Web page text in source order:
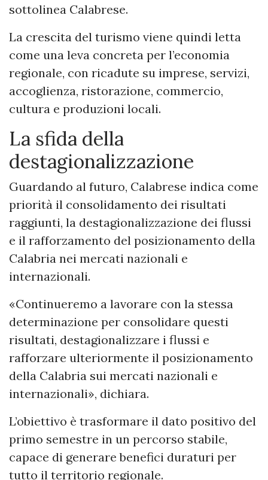
sottolinea Calabrese.
La crescita del turismo viene quindi letta
come una leva concreta per l’economia
regionale, con ricadute su imprese, servizi,
accoglienza, ristorazione, commercio,
cultura e produzioni locali.
La sfida della
destagionalizzazione
Guardando al futuro, Calabrese indica come
priorità il consolidamento dei risultati
raggiunti, la destagionalizzazione dei flussi
e il rafforzamento del posizionamento della
Calabria nei mercati nazionali e
internazionali.
«Continueremo a lavorare con la stessa
determinazione per consolidare questi
risultati, destagionalizzare i flussi e
rafforzare ulteriormente il posizionamento
della Calabria sui mercati nazionali e
internazionali», dichiara.
L’obiettivo è trasformare il dato positivo del
primo semestre in un percorso stabile,
capace di generare benefici duraturi per
tutto il territorio regionale.